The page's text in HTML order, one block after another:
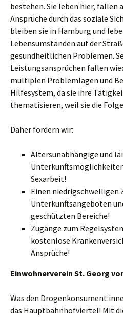
bestehen. Sie leben hier, fallen
Ansprüche durch das soziale
bleiben sie in Hamburg und
Lebensumständen auf der
gesundheitlichen Problemen.
Leistungsansprüchen fallen
multiplen Problemlagen und
Hilfesystem, da sie ihre
thematisieren, weil sie die
Daher fordern wir:
Altersunabhängige und
Sexarbeit!
Einen niedrigschwelligen
Unterkunftsangeboten
geschützten Bereiche!
Zugänge zum
kostenlose
Ansprüche!
Einwohnerverein St. Georg
Was den
das Hauptbahnhofviertel! Mit